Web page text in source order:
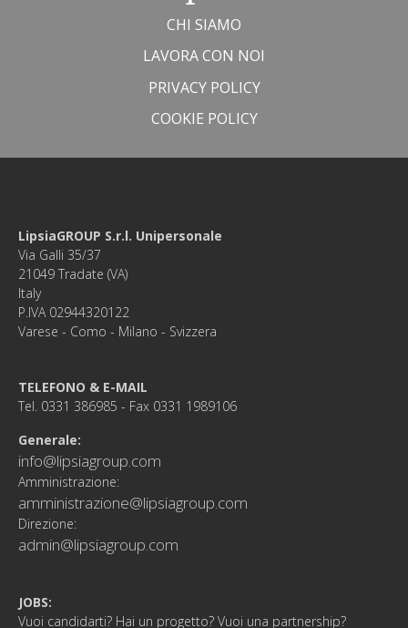
CHI SIAMO
LAVORA CON NOI
PRIVACY POLICY
COOKIE POLICY
LipsiaGROUP S.r.l. Unipersonale
Via Galli 35/37
21049 Tradate (VA)
Italy
P.IVA 02944320122
Varese - Como - Milano - Svizzera
TELEFONO & E-MAIL
Tel. 0331 386985 - Fax 0331 1989106
Generale:
info@lipsiagroup.com
Amministrazione:
amministrazione@lipsiagroup.com
Direzione:
admin@lipsiagroup.com
JOBS:
Vuoi candidarti? Hai un progetto? Vuoi una partnership?